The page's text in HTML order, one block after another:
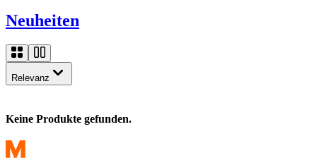
Neuheiten
Relevanz
Keine Produkte gefunden.